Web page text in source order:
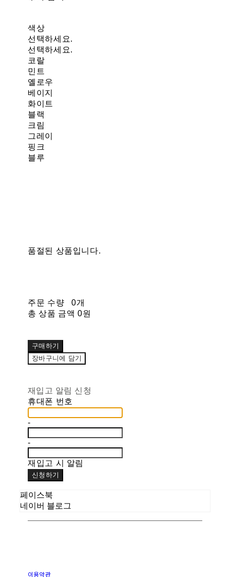
색상
선택하세요.
선택하세요.
코랄
민트
옐로우
베이지
화이트
블랙
크림
그레이
핑크
블루
품절된 상품입니다.
주문 수량
0개
총 상품 금액 0원
구매하기
장바구니에 담기
재입고 알림 신청
휴대폰 번호
-
-
재입고 시 알림
신청하기
페이스북
네이버 블로그
이용약관